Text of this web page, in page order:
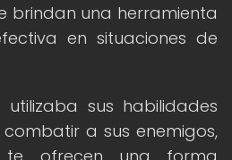
brindan una herramienta
en situaciones de
sus habilidades
a sus enemigos,